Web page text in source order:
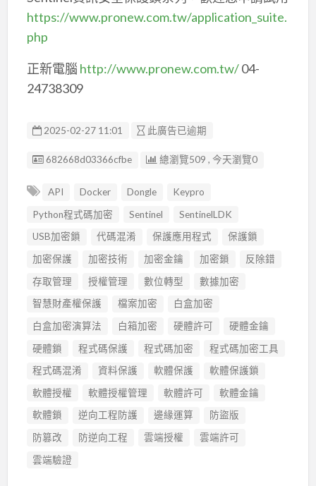
https://www.pronew.com.tw/application_suite.
php
正新電腦 http://www.pronew.com.tw/04-
24738309
2025-02-27 11:01 此廣告已逾期
廣告编號
682668d03366cfbe 總瀏覽509 , 今天瀏覽0
API Docker Dongle
Keypro
Python程式碼加密
Sentinel
SentinelLDK
USB加密鎖
代碼混淆 保護應用程式
保護鎖
加密保護
加密技術 加密金鑰 加密鎖
反除錯
存取管理
授權管理 數位轉型
數據加密
智慧財產權保護
檔案加密
白盒加密
白盒加密演算法
白箱加密 硬體許可
硬體金鑰
硬體鎖
程式碼保護 程式碼加密
程式碼加密工具
程式碼混淆
資料保護 軟體保護
軟體保護鎖
軟體授權
軟體授權管理 軟體許可
軟體金鑰
軟體鎖
逆向工程防護 邊緣運算
防盜版
防篡改
防逆向工程 雲端授權
雲端許可
雲端驗證